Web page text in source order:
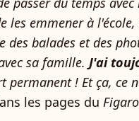
les emmener à
des balades et des
sa famille. J'ai
permanent ! Et ça, ce
les pages du Figaro